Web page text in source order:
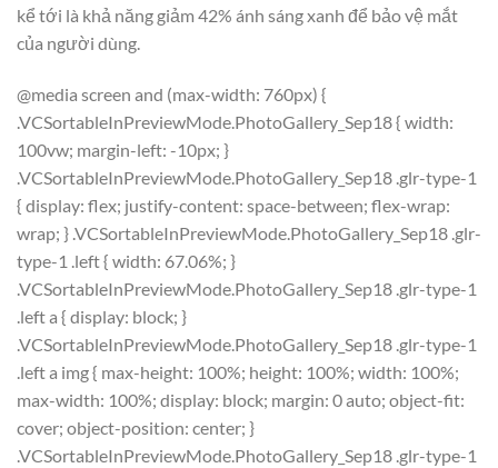
kể tới là khả năng giảm 42% ánh sáng xanh để bảo vệ mắt
của người dùng.
@media screen and (max-width: 760px) {
.VCSortableInPreviewMode.PhotoGallery_Sep18 { width:
100vw; margin-left: -10px; }
.VCSortableInPreviewMode.PhotoGallery_Sep18 .glr-type-1
{ display: flex; justify-content: space-between; flex-wrap:
wrap; } .VCSortableInPreviewMode.PhotoGallery_Sep18 .glr-
type-1 .left { width: 67.06%; }
.VCSortableInPreviewMode.PhotoGallery_Sep18 .glr-type-1
.left a { display: block; }
.VCSortableInPreviewMode.PhotoGallery_Sep18 .glr-type-1
.left a img { max-height: 100%; height: 100%; width: 100%;
max-width: 100%; display: block; margin: 0 auto; object-fit:
cover; object-position: center; }
.VCSortableInPreviewMode.PhotoGallery_Sep18 .glr-type-1